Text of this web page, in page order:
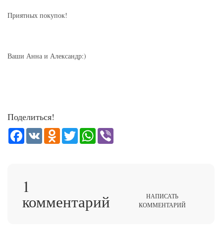
Приятных покупок!
Ваши Анна и Александр:)
Поделиться!
Facebook
VK Odnoklassniki
TwitterWhatsApp
1
комментарий
НАПИСАТЬ
КОММЕНТАРИЙ